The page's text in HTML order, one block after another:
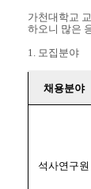
가천대학교
하오니 많은
1. 모집분야
채용분야
석사연구원